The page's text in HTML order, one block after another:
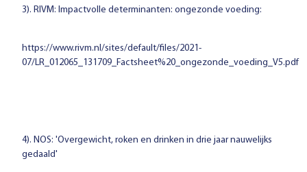
3). RIVM: Impactvolle determinanten: ongezonde voeding:
https://www.rivm.nl/sites/default/files/2021-
07/LR_012065_131709_Factsheet%20_ongezonde_voeding_V5.pdf
4). NOS: 'Overgewicht, roken en drinken in drie jaar nauwelijks
gedaald'